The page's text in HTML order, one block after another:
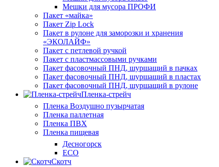
Мешки для мусора ПРОФИ
Пакет «майка»
Пакет Zip Lock
Пакет в рулоне для заморозки и хранения
«ЭКОЛАЙФ»
Пакет с петлевой ручкой
Пакет с пластмассовыми ручками
Пакет фасовочный ПНД, шуршащий в пачках
Пакет фасовочный ПНД, шуршащий в пластах
Пакет фасовочный ПНД, шуршащий в рулоне
Пленка-стрейч
Пленка Воздушно пузырчатая
Пленка паллетная
Пленка ПВХ
Пленка пищевая
Десногорск
ECO
Скотч